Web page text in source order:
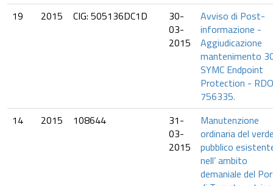
19
2015 CIG: 505136DC1D
30-
03-
2015
Avviso di Post-
informazione -
Aggiudicazione
mantenimento
SYMC Endpoint
Protection - RDO
756335.
14
2015 108644
31-
03-
2015
Manutenzione
ordinaria del
pubblico
nell’ ambito
demaniale del